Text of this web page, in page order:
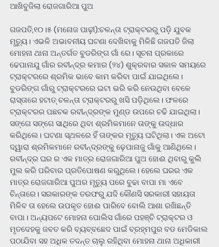
ଆଖିବୁଜିଲା ରୋଜଗାରିଆ ପୁଅ
ଗଜପତି,୧୦।୫ (ମନୋଜ ପାଢ଼ୀ):ଚଳନ୍ତା ଟ୍ରାକ୍ଟରରୁ ପଡ଼ି ଯୁବକ
ମୃତ୍ୟୁ। ଏଭଳି ଅଭାବନୀୟ ଘଟଣା ଦେଖିବାକୁ ମିଳିଛି ଗଜପତି ଜିଲା
ମୋହନା ଥାନା ଅନ୍ତର୍ଗତ ବୁଡରିଙ୍ଗ ଗାଁ ରେ। ସୂଚନା ପ୍ରକାରେ
ଢେପାନାଯୁ ଗାଁର ରବୀନ୍ଦ୍ର କମାର (୨୪) ଶୁକ୍ରବାର ସକାଳ ସମୟରେ
ଟ୍ରାକ୍ଟରରେ ଶ୍ରମିକ ଭାବେ କାମ କରିବା ପାଇଁ ଯାଇଥିଲେ।
ବୁଡରିଙ୍ଗ ଗାଁରୁ ଟ୍ରାକ୍ଟରରେ ଇଟା ଭରି କରି ନେଉଥିବା ବେଳେ
ରାସ୍ତାରେ ହଟାତ୍‌ ଚଳନ୍ତା ଟ୍ରାକ୍ଟରରୁ ଖସି ପଡ଼ିଥିଲେ। ଫଳରେ
ଟ୍ରାକ୍ଟରର ପଛଚକ ରବୀନ୍ଦ୍ରଙ୍କ ମୁଣ୍ଡ ଉପରେ ଚଢି ଯାଇଥିଲା।
ସଙ୍ଗେ ସଙ୍ଗେ ସାଥିରେ ଥିବା ଶ୍ରମିକମାନେ ତାଙ୍କୁ ଉଦ୍ଧାର
କରିଥିଲେ। ଘଟଣା ସ୍ଥଳରେ ହିଁ ତାଙ୍କର ମୃତ୍ୟୁ ଘଟିଥିଲା। ଏକ ଅଟୋ
ଦ୍ୱାରା ଶ୍ରମିକମାନେ ରବୀନ୍ଦ୍ରଙ୍କୁ ଢ଼େପାନାଜୁ ଗାଁକୁ ଆଣିଥିଲେ।
ରବୀନ୍ଦ୍ର ଘର ର ଏକ ମାତ୍ର ରୋଜଗାରିଆ ପୁଅ ହୋଈ ଥିବାରୁ କୁଲି
ମୁଲ କରି ପରିବାର ପ୍ରତିପୋଷଣ କରୁଥିଲେ। ହେଲେ ଘରର ଏକ
ମାତ୍ର ରୋଜଗାରିଆ ପୁଅର ମୃତ୍ୟୁ ପରେ ବୁଢା ବାପା ମା ଏବେ
ଚିନ୍ତାରେ। ସରକାରଙ୍କ ତରଫରୁ ଯଦି କୌଣସି ସରକାରୀ ସହାୟତା
ମିଳିବ ତା ହେଲେ ଉପକୃତ ହୋଈ ପାରିବେ ବୋଲି ଆଶା ରଖିଛନ୍ତି
ବାପା। ଅନ୍ୟପଟେ ମୋହନା ପୋଲିସ ଗାଁରେ ପହଞ୍ଚି ଟ୍ରାକ୍ଟର ଓ
ମୃତଦେହକୁ ଜବତ କରି ବ୍ୟବ୍ବଛେଦ ପାଇଁ ବ୍ରହ୍ମପୁର ବଡ ମେଡିକାଲ
ପଠାଯିବା ସହ ଅଧିକ ତଦନ୍ତ ଚାଲୁ ରହିଥିବା ମୋହନା ଥାନା ଅଧିକାରୀ